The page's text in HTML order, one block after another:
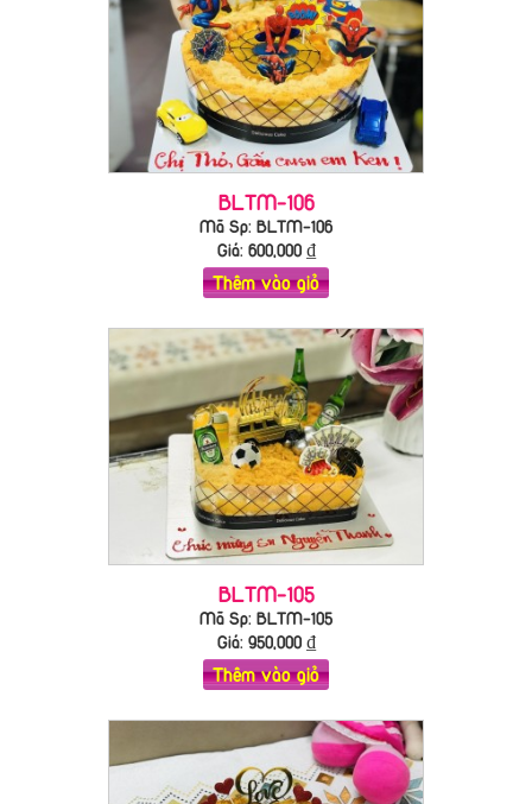
BLTM-106
Mã Sp: BLTM-106
Giá: 600,000₫
Thêm vào giỏ
BLTM-105
Mã Sp: BLTM-105
Giá: 950,000₫
Thêm vào giỏ